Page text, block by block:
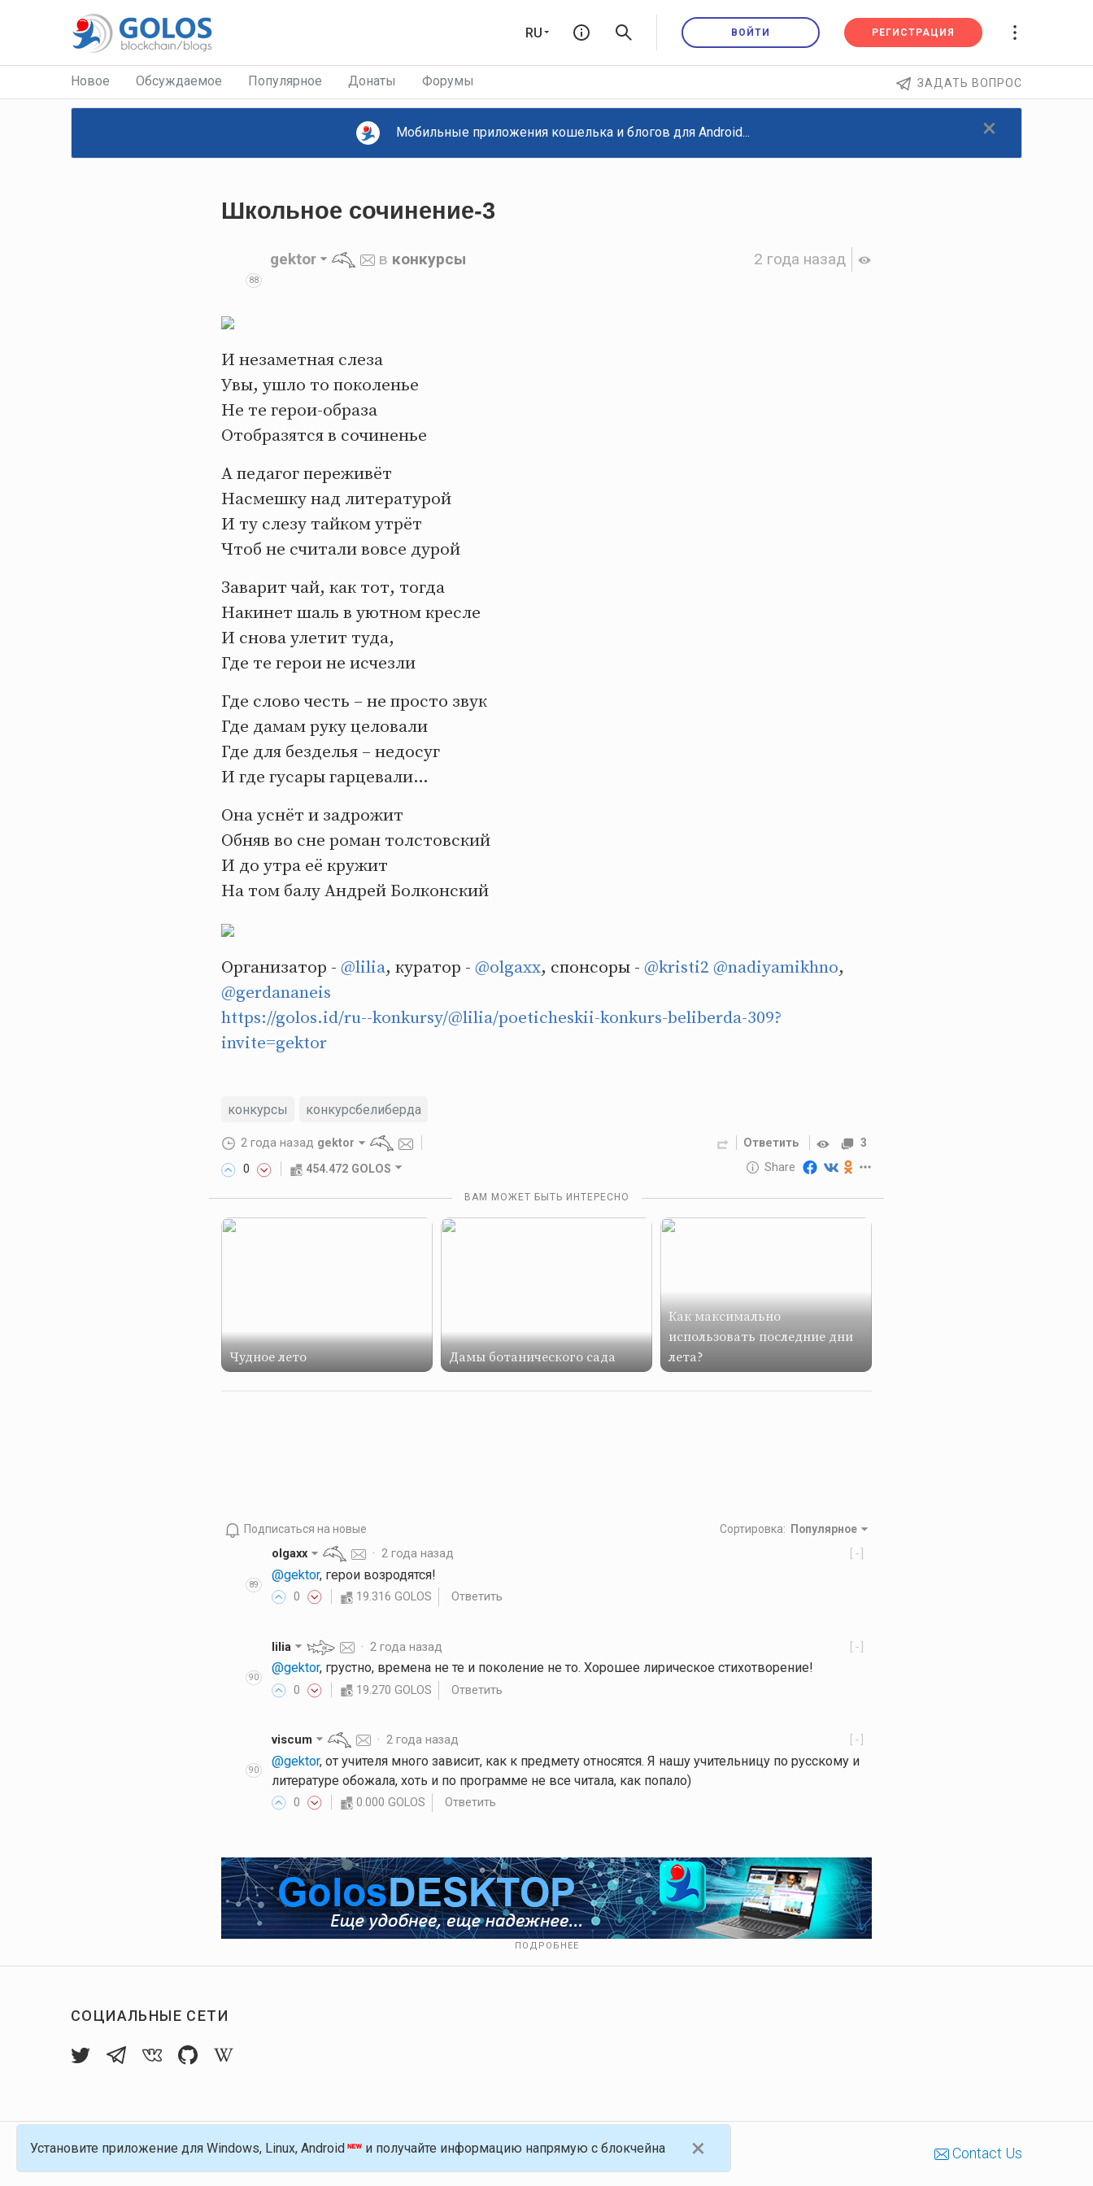
RU ВОЙТИ РЕГИСТРАЦИЯ
ЗАДАТЬ ВОПРОС
Новое Обсуждаемое Популярное Донаты Форумы
×
Мобильные приложения кошелька и блогов для Android...
Школьное сочинение-3
2 года назад
88
gektor в конкурсы
И незаметная слеза
Увы, ушло то поколенье
Не те герои-образа
Отобразятся в сочиненье
А педагог переживёт
Насмешку над литературой
И ту слезу тайком утрёт
Чтоб не считали вовсе дурой
Заварит чай, как тот, тогда
Накинет шаль в уютном кресле
И снова улетит туда,
Где те герои не исчезли
Где слово честь – не просто звук
Где дамам руку целовали
Где для безделья – недосуг
И где гусары гарцевали…
Она уснёт и задрожит
Обняв во сне роман толстовский
И до утра её кружит
На том балу Андрей Болконский
Организатор - @lilia, куратор - @olgaxx, спонсоры - @kristi2 @nadiyamikhno,
@gerdananeis
https://golos.id/ru--konkursy/@lilia/poeticheskii-konkurs-beliberda-309?
invite=gektor
конкурсы конкурсбелиберда
2 года назад gektor
0 454.472 GOLOS
Ответить 3
Share
Reward
10 GOLOS
ВАМ МОЖЕТ БЫТЬ ИНТЕРЕСНО
Чудное лето Дамы ботанического сада
Как максимально
использовать последние дни
лета?
Подписаться на новые Сортировка: Популярное
89
[-]
olgaxx ·2 года назад
@gektor, герои возродятся!
0 19.316 GOLOS Ответить
90
[-]
lilia · 2 года назад
@gektor, грустно, времена не те и поколение не то. Хорошее лирическое стихотворение!
0 19.270 GOLOS Ответить
90
[-]
viscum ·2 года назад
@gektor, от учителя много зависит, как к предмету относятся. Я нашу учительницу по русскому и
литературе обожала, хоть и по программе не все читала, как попало)
0 0.000 GOLOS Ответить
ПОДРОБНЕЕ
СОЦИАЛЬНЫЕ СЕТИ
© 2016-2026Голос Блоги — децентрализованная платформа, работающая на блокчейне Golos Contact Us
×
Установите приложение для Windows, Linux, Android и получайте информацию напрямую с блокчейна